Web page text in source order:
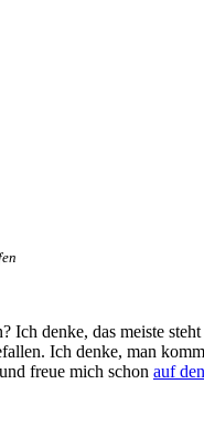
Ich denke, das meiste
Ich denke, man
freue mich schon auf